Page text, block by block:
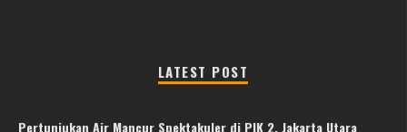
LATEST POST
Pertunjukan Air Mancur Spektakuler di PIK 2, Jakarta Utara